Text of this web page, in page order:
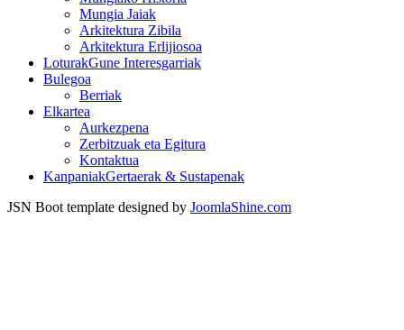
Mungia Jaiak
Arkitektura Zibila
Arkitektura Erlijiosoa
LoturakGune Interesgarriak
Bulegoa
Berriak
Elkartea
Aurkezpena
Zerbitzuak eta Egitura
Kontaktua
KanpaniakGertaerak & Sustapenak
JSN Boot template designed by JoomlaShine.com